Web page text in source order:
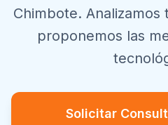
Chimbote. Analizamos
proponemos las
Solicitar